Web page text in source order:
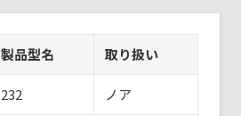
製品型名 取り扱い
232 ノア